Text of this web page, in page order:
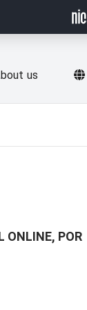
us
ONLINE, POR